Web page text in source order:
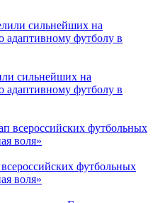
сильнейших на
адаптивному футболу в
футбольных
воля»